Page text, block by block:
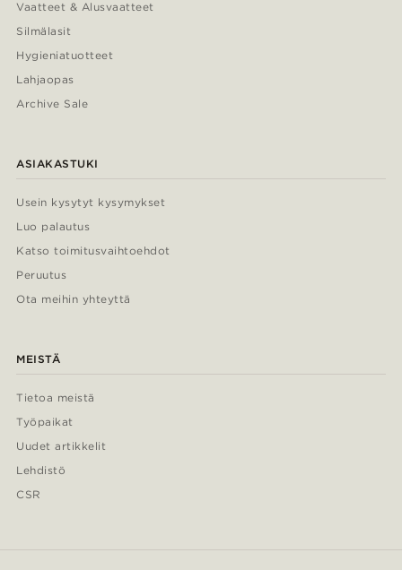
Vaatteet & Alusvaatteet
Silmälasit
Hygieniatuotteet
Lahjaopas
Archive Sale
ASIAKASTUKI
Usein kysytyt kysymykset
Luo palautus
Katso toimitusvaihtoehdot
Peruutus
Ota meihin yhteyttä
MEISTÄ
Tietoa meistä
Työpaikat
Uudet artikkelit
Lehdistö
CSR